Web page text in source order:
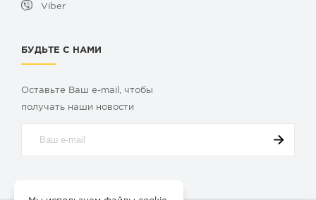
Viber
БУДЬТЕ С НАМИ
Оставьте Ваш e-mail, чтобы
получать наши новости